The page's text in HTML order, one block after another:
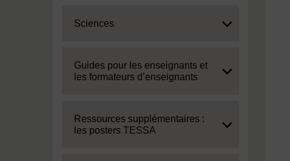
Expand
Sciences
Expand
Guides pour les enseignants et
les formateurs d’enseignants
Expand
Ressources supplémentaires :
les posters TESSA